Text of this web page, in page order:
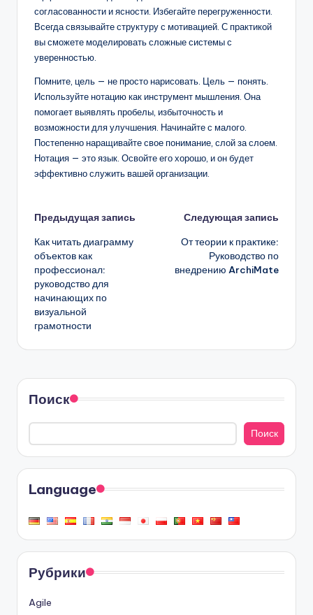
согласованности и ясности. Избегайте перегруженности.
Всегда связывайте структуру с мотивацией. С практикой
вы сможете моделировать сложные системы с
уверенностью.
Помните, цель — не просто нарисовать. Цель — понять.
Используйте нотацию как инструмент мышления. Она
помогает выявлять пробелы, избыточность и
возможности для улучшения. Начинайте с малого.
Постепенно наращивайте свое понимание, слой за слоем.
Нотация — это язык. Освойте его хорошо, и он будет
эффективно служить вашей организации.
Навигация
записи
Предыдущая запись
Как читать диаграмму
объектов как
профессионал:
руководство для
начинающих по
визуальной
грамотности
Следующая запись
От теории к практике:
Руководство по
внедрению ArchiMate
Поиск
Поиск
Language
Рубрики
Agile